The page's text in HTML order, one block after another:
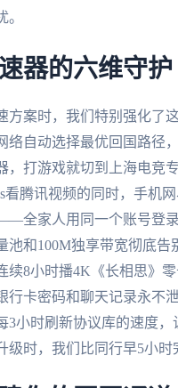
器的六维守护
方案时，我们特别强化了
络自动选择最优回国路径
，打游戏就切到上海电竞
看腾讯视频的同时，手机
全家人用同一个账号登
池和100M独享带宽彻底告
续8小时播4K《长相思》
行卡密码和聊天记录永不
3小时刷新协议库的速度，
级时，我们比同行早5小时